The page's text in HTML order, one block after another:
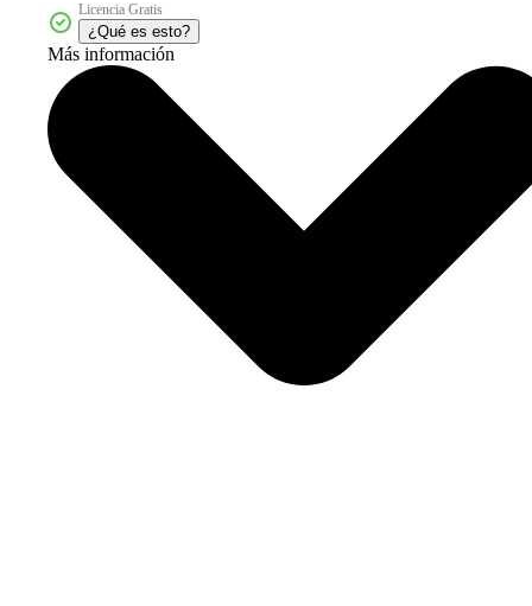
Licencia Gratis
¿Qué es esto?
Más información